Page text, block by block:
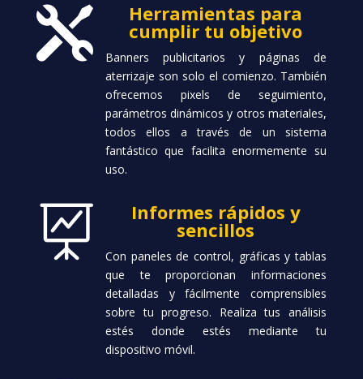
 Herramientas para
cumplir tu objetivo
Banners publicitarios y páginas de
aterrizaje son solo el comienzo. También
ofrecemos pixels de seguimiento,
parámetros dinámicos y otros materiales,
todos ellos a través de un sistema
fantástico que facilita enormemente su
uso.
 Informes rápidos y
sencillos
Con paneles de control, gráficas y tablas
que te proporcionan informaciones
detalladas y fácilmente comprensibles
sobre tu progreso. Realiza tus análisis
estés donde estés mediante tu
dispositivo móvil.